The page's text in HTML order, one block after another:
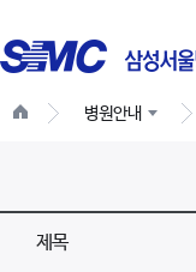
병원안내
제목